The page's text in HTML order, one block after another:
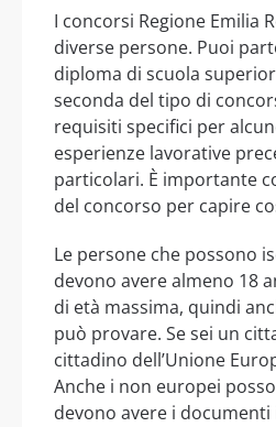
I concorsi Regione Emilia
diverse persone. Puoi
diploma di scuola
seconda del tipo di
requisiti specifici per
esperienze lavorative
particolari. È importante
del concorso per capire
Le persone che possono
devono avere almeno 18
di età massima, quindi
può provare. Se sei un
cittadino dell’Unione
Anche i non europei
devono avere i documenti